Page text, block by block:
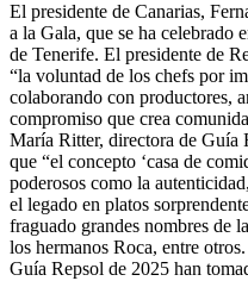
El presidente de Canarias,
a la Gala, que se ha celebrado
de Tenerife. El presidente de
“la voluntad de los chefs por
colaborando con productores,
compromiso que crea
María Ritter, directora de Guía
que “el concepto ‘casa de
poderosos como la
el legado en platos
fraguado grandes nombres de
los hermanos Roca, entre
Guía Repsol de 2025 han